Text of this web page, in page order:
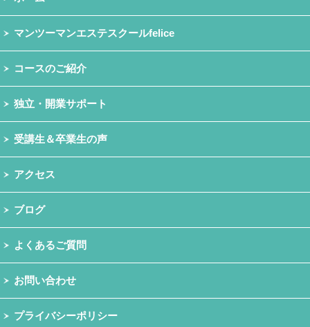
マンツーマンエステスクールfelice
コースのご紹介
独立・開業サポート
受講生＆卒業生の声
アクセス
ブログ
よくあるご質問
お問い合わせ
プライバシーポリシー